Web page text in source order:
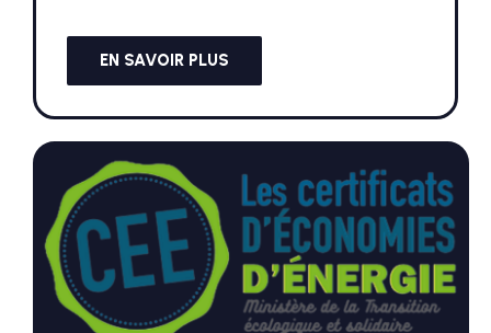
EN SAVOIR PLUS